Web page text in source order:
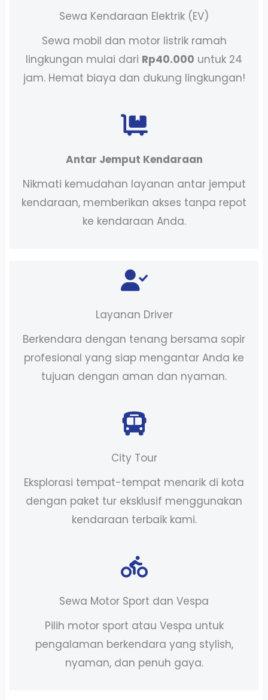
Sewa Kendaraan Elektrik (EV)
Sewa mobil dan motor listrik ramah
lingkungan mulai dari Rp40.000 untuk 24
jam. Hemat biaya dan dukung lingkungan!
Antar Jemput Kendaraan
Nikmati kemudahan layanan antar jemput
kendaraan, memberikan akses tanpa repot
ke kendaraan Anda.
Layanan Driver
Berkendara dengan tenang bersama sopir
profesional yang siap mengantar Anda ke
tujuan dengan aman dan nyaman.
City Tour
Eksplorasi tempat-tempat menarik di kota
dengan paket tur eksklusif menggunakan
kendaraan terbaik kami.
Sewa Motor Sport dan Vespa
Pilih motor sport atau Vespa untuk
pengalaman berkendara yang stylish,
nyaman, dan penuh gaya.